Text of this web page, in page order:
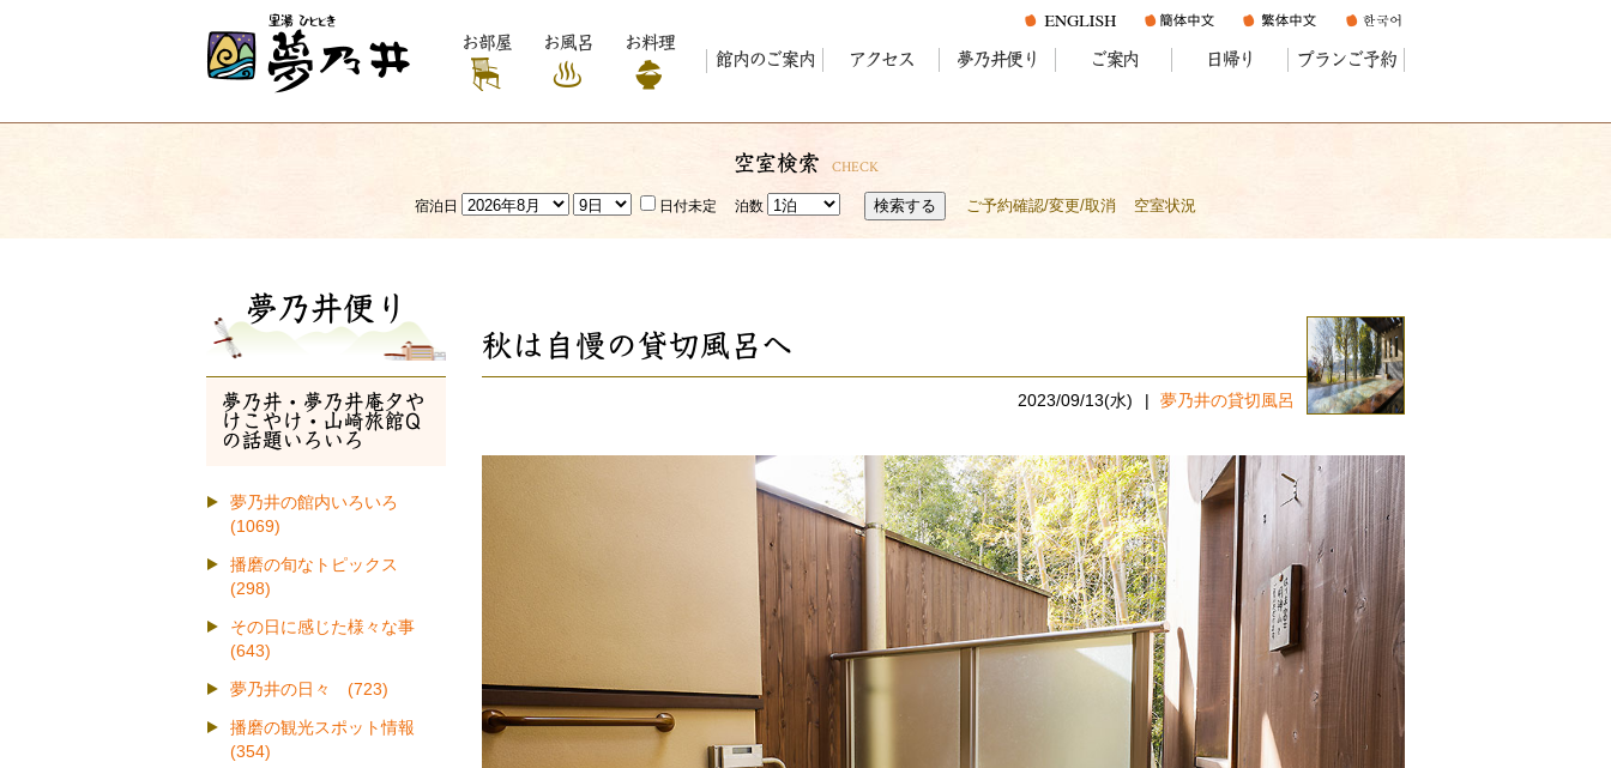
お部屋 お風呂
お料理
館内のご案内
アクセス 夢乃井便り ご案内 日帰り プランご予約
空室検索 CHECK
宿泊日 日付未定 泊数 検索する ご予約確認/変更/取消 空室状況
夢乃井便り
秋は自慢の貸切風呂へ
2023/09/13(水) 夢乃井の貸切風呂
夢乃井・夢乃井庵夕や
けこやけ・山崎旅館Q
の話題いろいろ
夢乃井の館内いろいろ
(1069)
播磨の旬なトピックス
(298)
その日に感じた様々な事
(643)
夢乃井の日々 (723)
播磨の観光スポット情報
(354)